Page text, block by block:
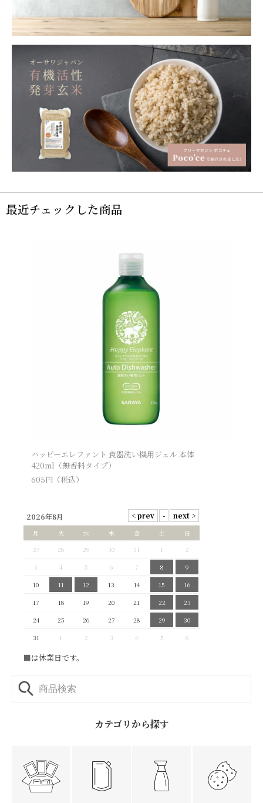
最近チェックした商品
ハッピーエレファント 食器洗い機用ジェル 本体
420ml（無香料タイプ）
605円（税込）
2026年8月
月 火 水 木 金 土
日
27
28 29 30 31 1
2
3
4 5 6 7 8
9
10
11 12 13 14 15
16
17
18 19 20 21 22
23
24
25 26 27 28 29
30
31
1 2 3 4 5 6
■は休業日です。
カテゴリから探す